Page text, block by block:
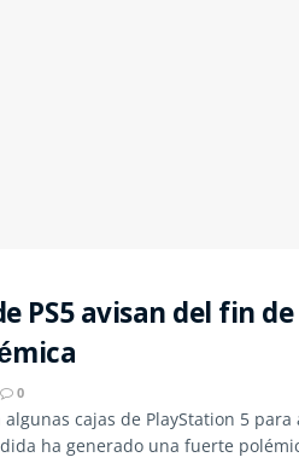
PS5 avisan del fin
0
cajas de PlayStation 5
ha generado una fuerte